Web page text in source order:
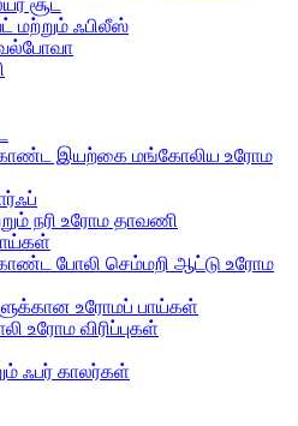
ஃபிலீஸ்
இயற்கை மங்கோலிய உரோம
நரி உரோம தாவணி
போலி செம்மறி ஆட்டு உரோம
உரோமப் பாய்கள்
உரோம விரிப்புகள்
ஃபர் காலர்கள்